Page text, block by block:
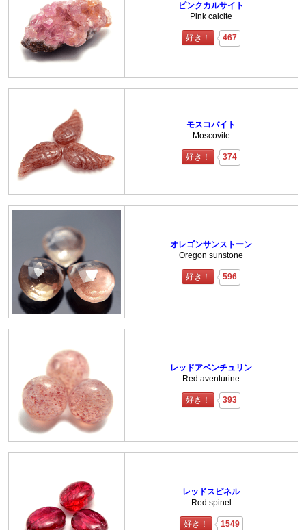
ピンクカルサイト
Pink calcite
好き！ 467
モスコバイト
Moscovite
好き！ 374
オレゴンサンストーン
Oregon sunstone
好き！ 596
レッドアベンチュリン
Red aventurine
好き！ 393
レッドスピネル
Red spinel
好き！ 1549